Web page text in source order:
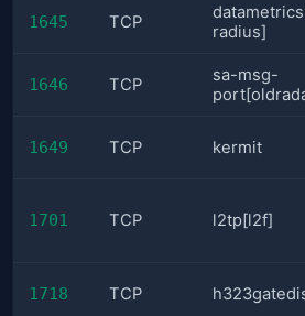
1645 TCP
radius]
1646 TCP
sa-msg-
1649 TCP kermit
1701 TCP l2tp[l2f]
1718 TCP